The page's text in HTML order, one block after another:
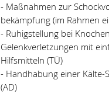
- Maßnahmen zur
bekämpfung (im Rahmen
- Ruhigstellung bei
Gelenkverletzungen mit
Hilfsmitteln (TÜ)
- Handhabung einer Kälte-
(AD)